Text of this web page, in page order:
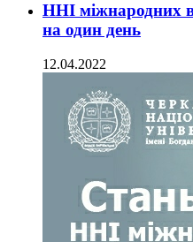
ННІ міжнародних
на один день
12.04.2022